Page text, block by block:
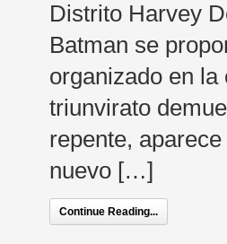
Distrito Harvey
Batman se
organizado en
triunvirato
repente,
nuevo […]
Continue Reading...